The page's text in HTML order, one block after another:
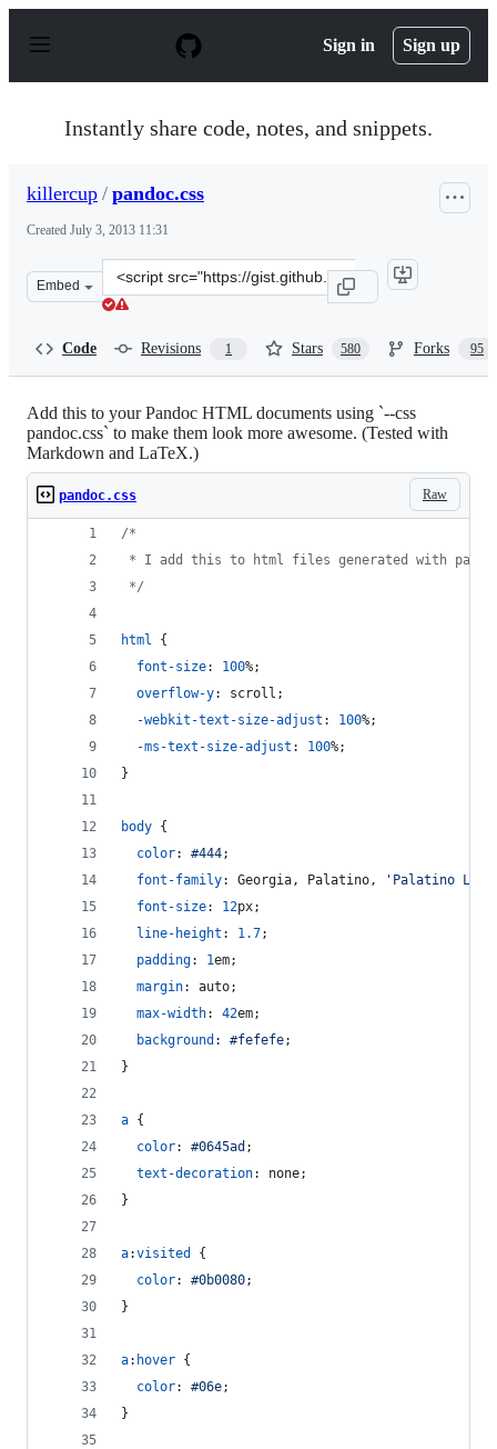
p
Sign in Sign up
Instantly share code, notes, and snippets.
killercup / pandoc.css
Created July 3, 2013 11:31
Embed
Clone
this
Code Revisions 1 Stars 580 Forks 95
Add this to your Pandoc HTML documents using `--css
pandoc.css` to make them look more awesome. (Tested with
Markdown and LaTeX.)
Raw
pandoc.css
/*
* I add this to html files generated with
*/
html {
font-size: 100%;
overflow-y:
scroll;
-webkit-text-size-adjust : 100%;
-ms-text-size-adjust : 100%;
}
body {
color: #444;
font-family: Georgia, Palatino,
'Palatino
font-size: 12px;
line-height : 1.7;
padding: 1em;
margin:
auto;
max-width: 42em;
background : #fefefe;
}
a {
color: #0645ad ;
text-decoration:
none;
}
a:visited
{
color: #0b0080;
}
a: hover {
color: #06e;
}